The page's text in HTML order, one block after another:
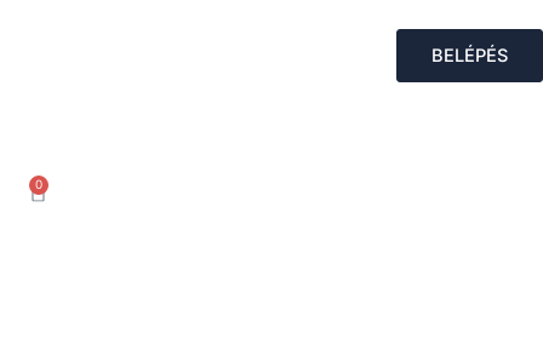
BELÉPÉS
0
Kosár